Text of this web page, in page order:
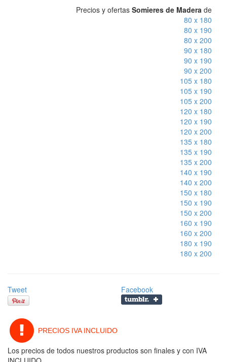
Precios y ofertas Somieres de Madera de
80 x 180
80 x 190
80 x 200
90 x 180
90 x 190
90 x 200
105 x 180
105 x 190
105 x 200
120 x 180
120 x 190
120 x 200
135 x 180
135 x 190
135 x 200
140 x 190
140 x 200
150 x 180
150 x 190
150 x 200
160 x 190
160 x 200
180 x 190
180 x 200
Tweet Facebook
PRECIOS IVA INCLUIDO
Los precios de todos nuestros productos son finales y con IVA